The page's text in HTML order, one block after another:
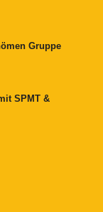
Gruppe
SPMT &